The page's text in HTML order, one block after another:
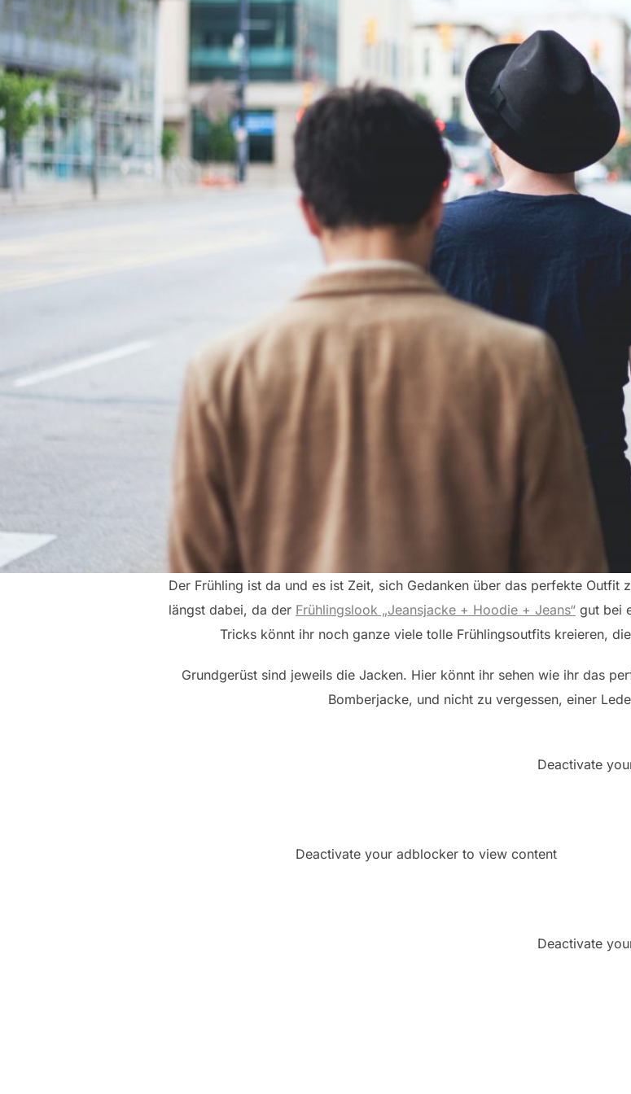
Der Frühling ist da und es ist Zeit, sich Gedanken über das perfekte Outfit
längst dabei, da der Frühlingslook „Jeansjacke + Hoodie + Jeans“ gut bei
Tricks könnt ihr noch ganze viele tolle Frühlingsoutfits kreieren,
Grundgerüst sind jeweils die Jacken. Hier könnt ihr sehen wie ihr das
Bomberjacke, und nicht zu vergessen, einer
Deactivate
Deactivate your adblocker to view content
Deactivate